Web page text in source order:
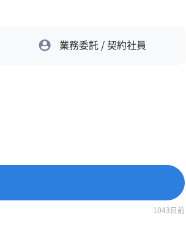
業務委託 / 契約社員
1043日前